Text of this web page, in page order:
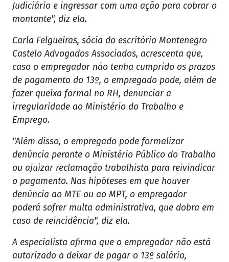
Judiciário e ingressar com uma ação para cobrar o
montante", diz ela.
Carla Felgueiras, sócia do escritório Montenegro
Castelo Advogados Associados, acrescenta que,
caso o empregador não tenha cumprido os prazos
de pagamento do 13º, o empregado pode, além de
fazer queixa formal no RH, denunciar a
irregularidade ao Ministério do Trabalho e
Emprego.
"Além disso, o empregado pode formalizar
denúncia perante o Ministério Público do Trabalho
ou ajuizar reclamação trabalhista para reivindicar
o pagamento. Nas hipóteses em que houver
denúncia ao MTE ou ao MPT, o empregador
poderá sofrer multa administrativa, que dobra em
caso de reincidência", diz ela.
A especialista afirma que o empregador não está
autorizado a deixar de pagar o 13º salário,